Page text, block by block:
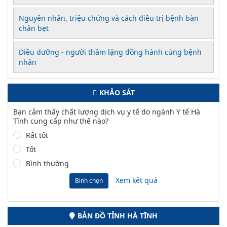
Nguyên nhân, triệu chứng và cách điều trị bệnh bàn
chân bẹt
Điều dưỡng - người thầm lặng đồng hành cùng bệnh
nhân
KHẢO SÁT
Bạn cảm thấy chất lượng dịch vụ y tế do ngành Y tế Hà
Tĩnh cung cấp như thế nào?
Rất tốt
Tốt
Bình thường
Bình chọn Xem kết quả
BẢN ĐỒ TỈNH HÀ TĨNH